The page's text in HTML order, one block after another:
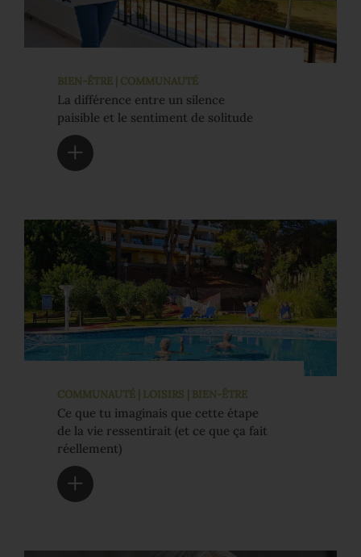
BIEN-ÊTRE | COMMUNAUTÉ
La différence entre un silence
paisible et le sentiment de solitude
COMMUNAUTÉ | LOISIRS | BIEN-ÊTRE
Ce que tu imaginais que cette étape
de la vie ressentirait (et ce que ça fait
réellement)